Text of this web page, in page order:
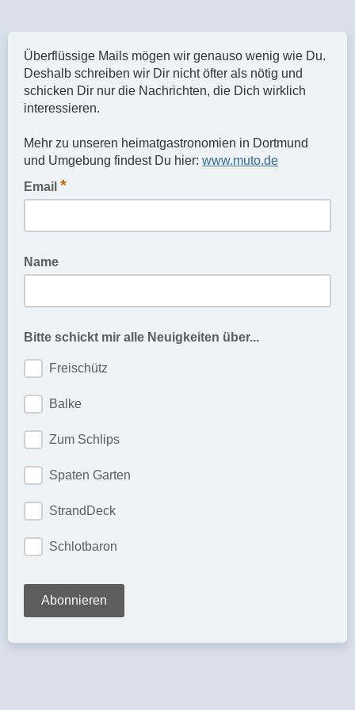
Überflüssige Mails mögen wir genauso wenig wie Du.
Deshalb schreiben wir Dir nicht öfter als nötig und
schicken Dir nur die Nachrichten, die Dich wirklich
interessieren.
Mehr zu unseren heimatgastronomien in Dortmund
und Umgebung findest Du hier: www.muto.de
Email *
Name
Bitte schickt mir alle Neuigkeiten über...
Freischütz
Balke
Zum Schlips
Spaten Garten
StrandDeck
Schlotbaron